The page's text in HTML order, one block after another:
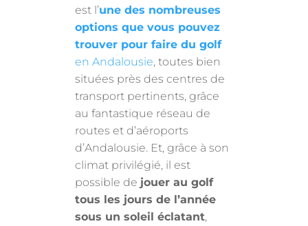
est l’une des nombreuses
options que vous pouvez
trouver pour faire du golf
en Andalousie, toutes bien
situées près des centres de
transport pertinents, grâce
au fantastique réseau de
routes et d’aéroports
d’Andalousie. Et, grâce à son
climat privilégié, il est
possible de jouer au golf
tous les jours de l’année
sous un soleil éclatant,